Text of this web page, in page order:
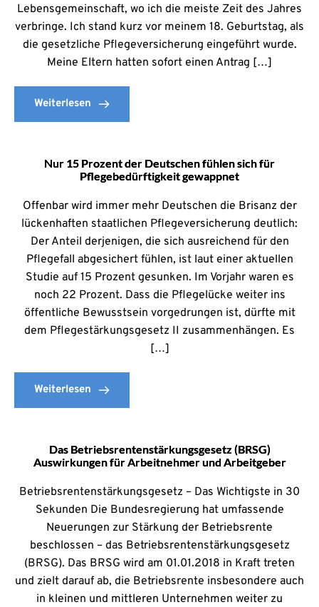
Lebensgemeinschaft, wo ich die meiste Zeit des Jahres
verbringe. Ich stand kurz vor meinem 18. Geburtstag, als
die gesetzliche Pflegeversicherung eingeführt wurde.
Meine Eltern hatten sofort einen Antrag […]
Weiterlesen
Nur 15 Prozent der Deutschen fühlen sich für
Pflegebedürftigkeit gewappnet
Offenbar wird immer mehr Deutschen die Brisanz der
lückenhaften staatlichen Pflegeversicherung deutlich:
Der Anteil derjenigen, die sich ausreichend für den
Pflegefall abgesichert fühlen, ist laut einer aktuellen
Studie auf 15 Prozent gesunken. Im Vorjahr waren es
noch 22 Prozent. Dass die Pflegelücke weiter ins
öffentliche Bewusstsein vorgedrungen ist, dürfte mit
dem Pflegestärkungsgesetz II zusammenhängen. Es
[…]
Weiterlesen
Das Betriebsrentenstärkungsgesetz (BRSG)
Auswirkungen für Arbeitnehmer und Arbeitgeber
Betriebsrentenstärkungsgesetz – Das Wichtigste in 30
Sekunden Die Bundesregierung hat umfassende
Neuerungen zur Stärkung der Betriebsrente
beschlossen – das Betriebsrentenstärkungsgesetz
(BRSG). Das BRSG wird am 01.01.2018 in Kraft treten
und zielt darauf ab, die Betriebsrente insbesondere auch
in kleinen und mittleren Unternehmen weiter zu